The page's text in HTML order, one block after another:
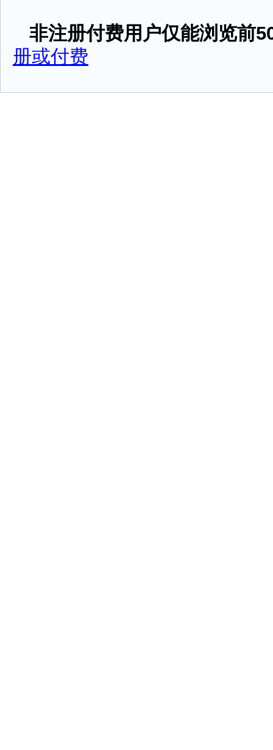
非注册付费用户仅能浏览前
册或付费